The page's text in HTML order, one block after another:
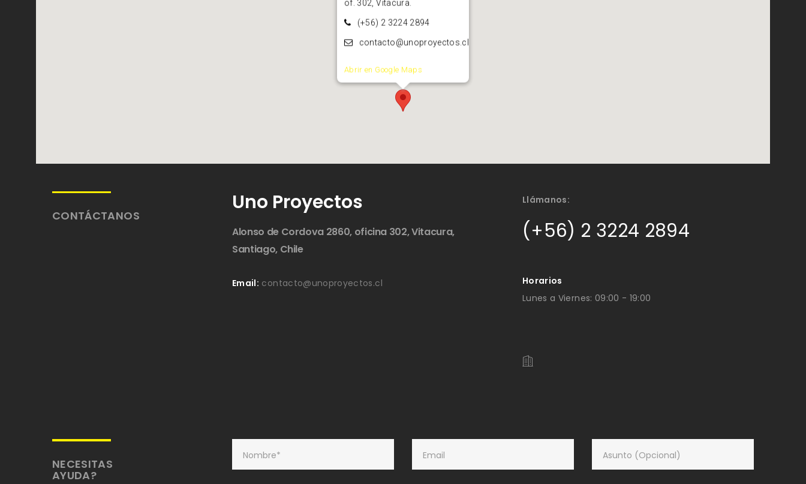
of. 302, Vitacura.
(+56) 2 3224 2894
contacto@unoproyectos.cl
Abrir en Google Maps
CONTÁCTANOS
Uno Proyectos
Alonso de Cordova 2860, oficina 302, Vitacura,
Santiago, Chile
Email: contacto@unoproyectos.cl
Llámanos:
(+56) 2 3224 2894
Horarios
Lunes a Viernes: 09:00 - 19:00
NECESITAS
AYUDA?